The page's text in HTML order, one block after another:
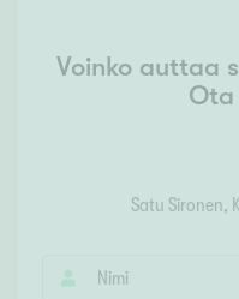
Voinko auttaa
Satu Sironen,